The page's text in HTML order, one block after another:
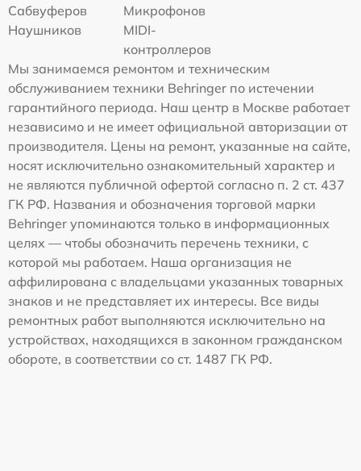
Сабвуферов
Микрофонов
Наушников
MIDI-
контроллеров
Мы занимаемся ремонтом и техническим
обслуживанием техники Behringer по истечении
гарантийного периода. Наш центр в Москве работает
независимо и не имеет официальной авторизации от
производителя. Цены на ремонт, указанные на сайте,
носят исключительно ознакомительный характер и
не являются публичной офертой согласно п. 2 ст. 437
ГК РФ. Названия и обозначения торговой марки
Behringer упоминаются только в информационных
целях — чтобы обозначить перечень техники, с
которой мы работаем. Наша организация не
аффилирована с владельцами указанных товарных
знаков и не представляет их интересы. Все виды
ремонтных работ выполняются исключительно на
устройствах, находящихся в законном гражданском
обороте, в соответствии со ст. 1487 ГК РФ.